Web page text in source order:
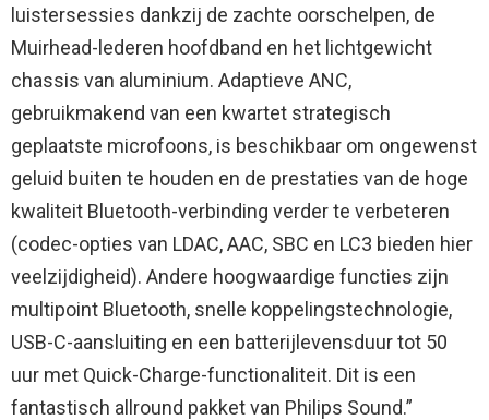
luistersessies dankzij de zachte oorschelpen, de
Muirhead-lederen hoofdband en het lichtgewicht
chassis van aluminium. Adaptieve ANC,
gebruikmakend van een kwartet strategisch
geplaatste microfoons, is beschikbaar om ongewenst
geluid buiten te houden en de prestaties van de hoge
kwaliteit Bluetooth-verbinding verder te verbeteren
(codec-opties van LDAC, AAC, SBC en LC3 bieden hier
veelzijdigheid). Andere hoogwaardige functies zijn
multipoint Bluetooth, snelle koppelingstechnologie,
USB-C-aansluiting en een batterijlevensduur tot 50
uur met Quick-Charge-functionaliteit. Dit is een
fantastisch allround pakket van Philips Sound.”